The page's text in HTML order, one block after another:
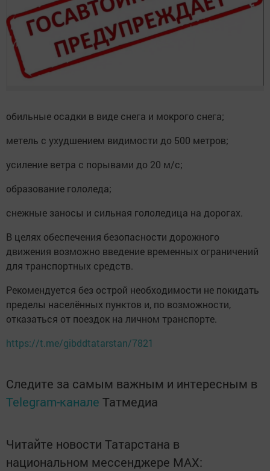
обильные осадки в виде снега и мокрого снега;
метель с ухудшением видимости до 500 метров;
усиление ветра с порывами до 20 м/с;
образование гололеда;
снежные заносы и сильная гололедица на дорогах.
В целях обеспечения безопасности дорожного
движения возможно введение временных ограничений
для транспортных средств.
Рекомендуется без острой необходимости не покидать
пределы населённых пунктов и, по возможности,
отказаться от поездок на личном транспорте.
https://t.me/gibddtatarstan/7821
Следите за самым важным и интересным в
Telegram-канале Татмедиа
Читайте новости Татарстана в
национальном мессенджере MАХ: